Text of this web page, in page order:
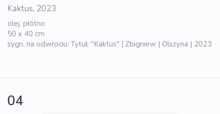
Kaktus, 2023
olej, płótno
50 x 40 cm
sygn. na odwrociu: Tytuł: "Kaktus" | Zbigniew | Olszyna | 2023
04